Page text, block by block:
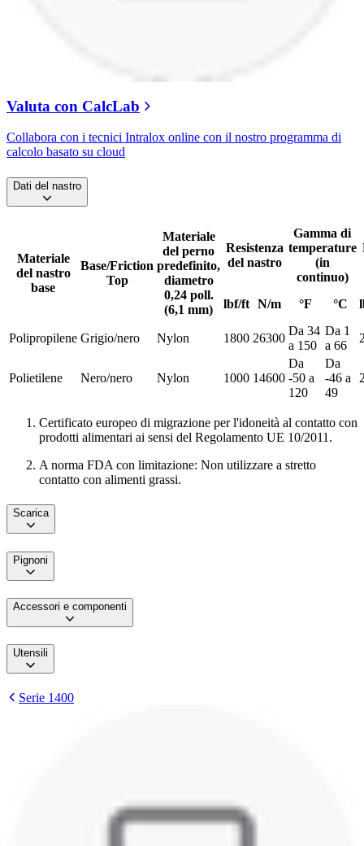
Valuta con CalcLab
Collabora con i tecnici Intralox online con il nostro programma di
calcolo basato su cloud
Dati del nastro
Materiale
del nastro
base
Base/Friction
Top
Materiale
del perno
predefinito,
diametro
0,24 poll.
(6,1 mm)
Resistenza
del nastro
Gamma di
temperature
(in
continuo)
lbf/ft N/m °F °C
Polipropilene Grigio/nero Nylon 1800 26300
Da 34
a 150
Da 1
a 66
Polietilene Nero/nero Nylon 1000 14600
Da
-50 a
120
Da
-46 a
49
Certificato europeo di migrazione per l'idoneità al contatto con
prodotti alimentari ai sensi del Regolamento UE 10/2011.
A norma FDA con limitazione: Non utilizzare a stretto
contatto con alimenti grassi.
Scarica
Pignoni
Accessori e componenti
Utensili
Serie 1400